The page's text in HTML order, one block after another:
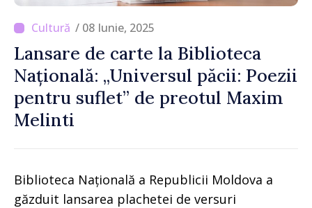
/ 08 Iunie, 2025
Lansare de carte la Biblioteca
Națională: „Universul păcii: Poezii
pentru suflet” de preotul Maxim
Melinti
Biblioteca Națională a Republicii Moldova a
găzduit lansarea plachetei de versuri